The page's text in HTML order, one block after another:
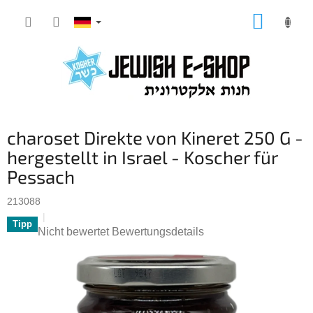
Inhalt
charoset Direkte von Kineret 250 G -
hergestellt in Israel - Koscher für
Pessach
213088
Tipp
Die
Produktbewertung
Nicht bewertet Bewertungsdetails